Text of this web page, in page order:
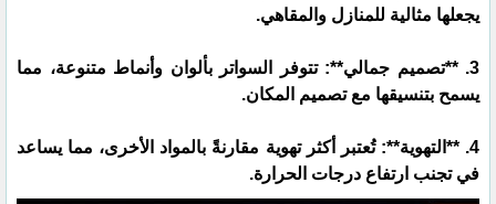
يجعلها مثالية للمنازل والمقاهي.
3. **تصميم جمالي**: تتوفر السواتر بألوان وأنماط متنوعة، مما
يسمح بتنسيقها مع تصميم المكان.
4. **التهوية**: تُعتبر أكثر تهوية مقارنةً بالمواد الأخرى، مما يساعد
في تجنب ارتفاع درجات الحرارة.